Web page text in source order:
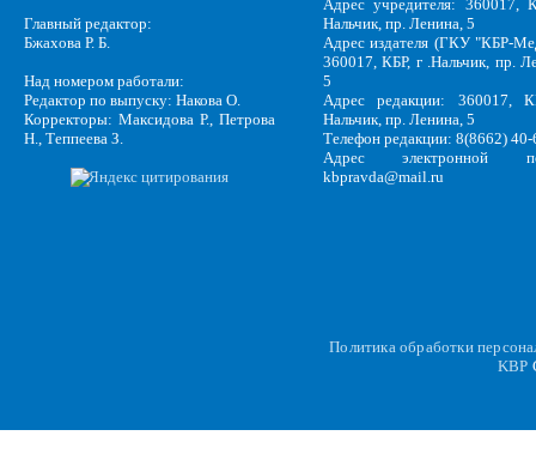
Главный редактор:
Бжахова Р. Б.
Над номером работали:
Редактор по выпуску: Накова О.
Корректоры: Максидова Р., Петрова
Н., Теппеева З.
Адрес учредителя: 360017,
Нальчик, пр. Ленина, 5
Адрес издателя (ГКУ "КБР-
360017, КБР, г .Нальчик, пр.
5
Адрес редакции: 360017,
Нальчик, пр. Ленина, 5
Телефон редакции: 8(8662)
Адрес электронной
kbpravda@mail.ru
Политика обработки
KBP